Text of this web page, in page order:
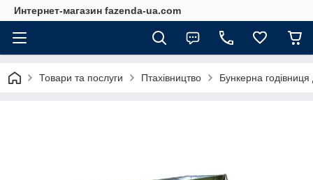
Интернет-магазин fazenda-ua.com
Товари та послуги Птахівництво Бункерна